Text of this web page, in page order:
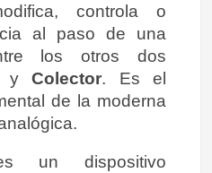
controla o
al paso de una
los otros dos
yColector. Es el
de la moderna
un dispositivo